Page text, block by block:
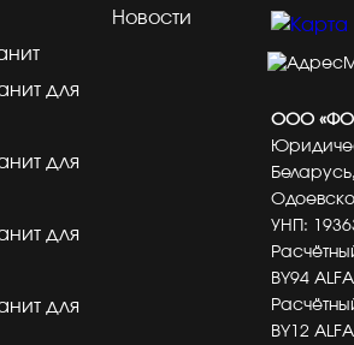
для
для
для
для
Новости
ООО
УНП:
BY94
BY12